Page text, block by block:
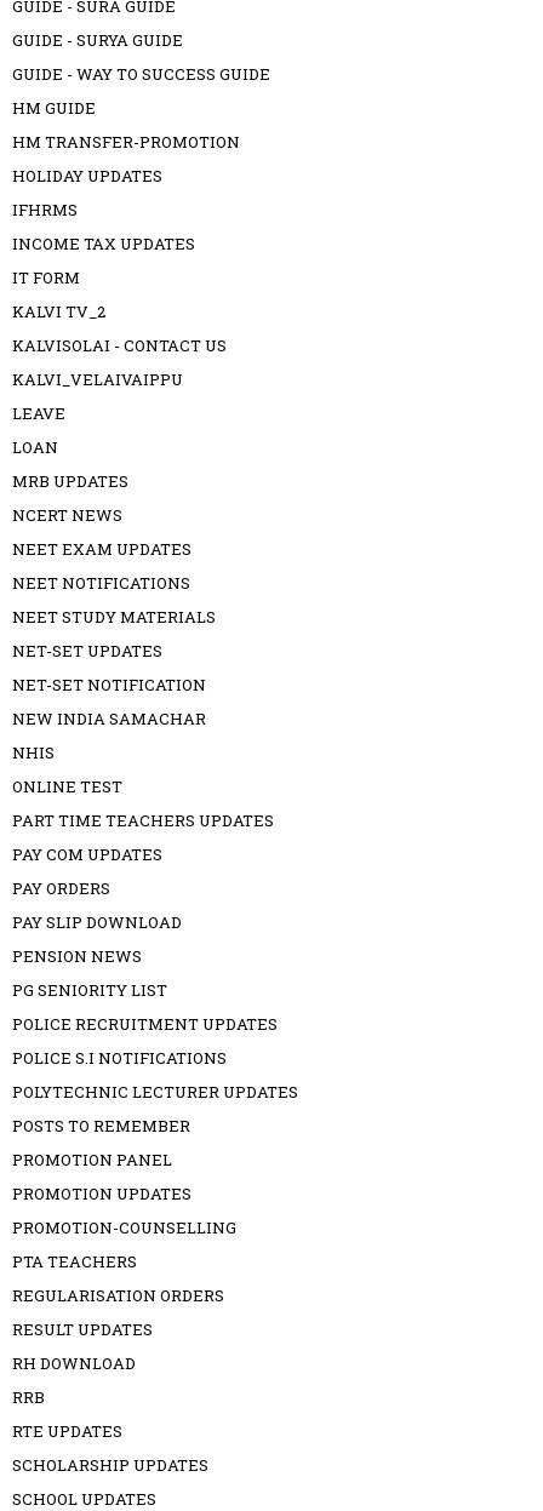
GUIDE - SURA GUIDE
GUIDE - SURYA GUIDE
GUIDE - WAY TO SUCCESS GUIDE
HM GUIDE
HM TRANSFER-PROMOTION
HOLIDAY UPDATES
IFHRMS
INCOME TAX UPDATES
IT FORM
KALVI TV_2
KALVISOLAI - CONTACT US
KALVI_VELAIVAIPPU
LEAVE
LOAN
MRB UPDATES
NCERT NEWS
NEET EXAM UPDATES
NEET NOTIFICATIONS
NEET STUDY MATERIALS
NET-SET UPDATES
NET-SET NOTIFICATION
NEW INDIA SAMACHAR
NHIS
ONLINE TEST
PART TIME TEACHERS UPDATES
PAY COM UPDATES
PAY ORDERS
PAY SLIP DOWNLOAD
PENSION NEWS
PG SENIORITY LIST
POLICE RECRUITMENT UPDATES
POLICE S.I NOTIFICATIONS
POLYTECHNIC LECTURER UPDATES
POSTS TO REMEMBER
PROMOTION PANEL
PROMOTION UPDATES
PROMOTION-COUNSELLING
PTA TEACHERS
REGULARISATION ORDERS
RESULT UPDATES
RH DOWNLOAD
RRB
RTE UPDATES
SCHOLARSHIP UPDATES
SCHOOL UPDATES